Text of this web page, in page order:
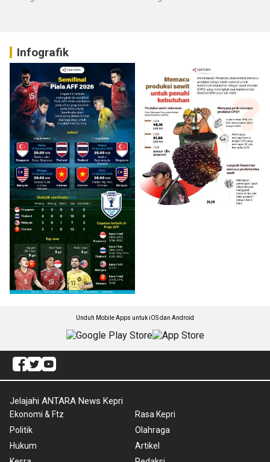
Infografik
Unduh Mobile Apps untuk iOS dan Android
Jelajahi ANTARA News Kepri
Ekonomi & Ftz
Politik
Hukum
Rasa Kepri
Olahraga
Artikel